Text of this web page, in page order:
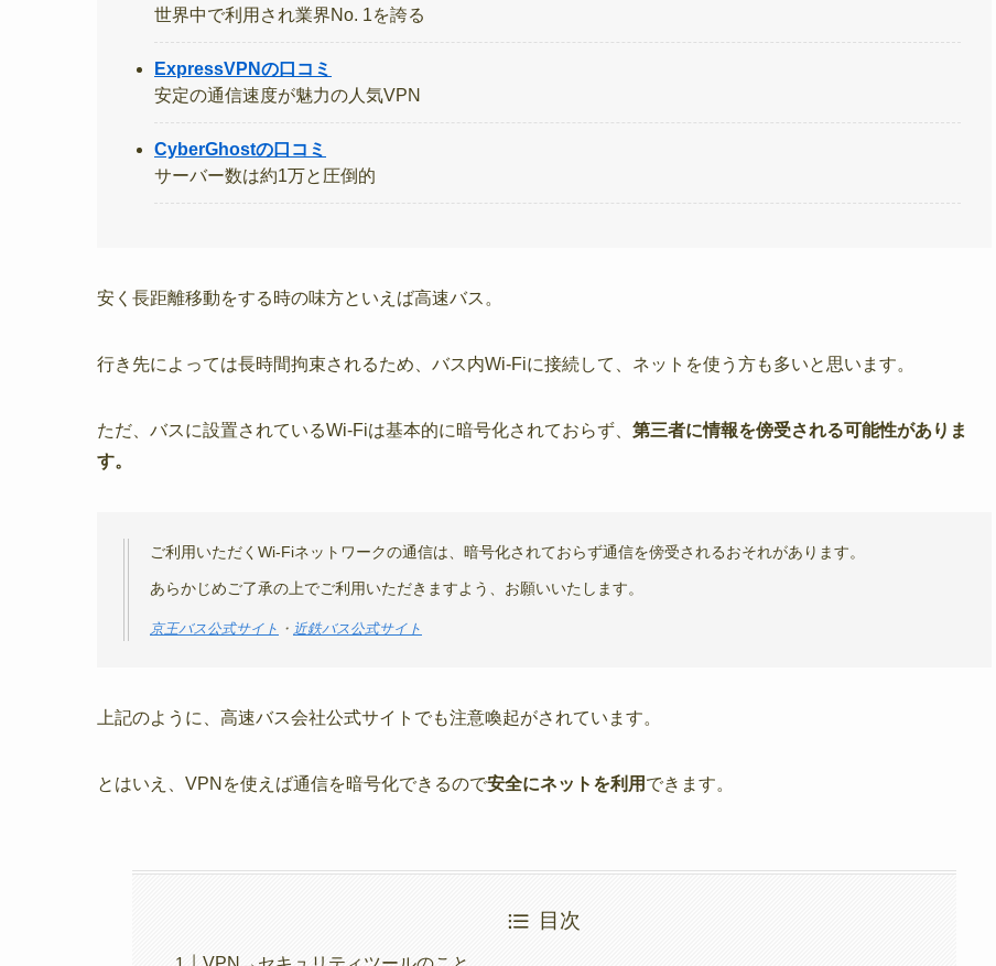
世界中で利用され業界No. 1を誇る
ExpressVPNの口コミ
安定の通信速度が魅力の人気VPN
CyberGhostの口コミ
サーバー数は約1万と圧倒的
安く長距離移動をする時の味方といえば高速バス。
行き先によっては長時間拘束されるため、バス内Wi-Fiに接続して、ネットを使う方も多いと思います。
ただ、バスに設置されているWi-Fiは基本的に暗号化されておらず、 第三者に情報を傍受される可能性がありま
す。
ご利用いただくWi-Fiネットワークの通信は、暗号化されておらず通信を傍受されるおそれがあります。
あらかじめご了承の上でご利用いただきますよう、お願いいたします。
京王バス公式サイト ・ 近鉄バス公式サイト
上記のように、高速バス会社公式サイトでも注意喚起がされています。
とはいえ、VPNを使えば通信を暗号化できるので安全にネットを利用 できます。
目次